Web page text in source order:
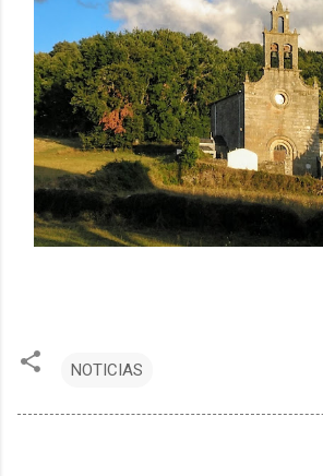
NOTICIAS